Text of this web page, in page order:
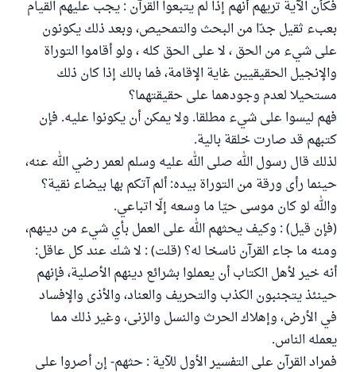
فكأن الآية تريهم أنهم إذا لم يتبعوا القرآن : يجب عليهم القيام
بعبء ثقيل جدّا من البحث والتمحيص، وبعد ذلك يكونون
على شيء من الحق ، لا على الحق كله ، ولو أقاموا التوراة
والإنجيل الحقيقيين غاية الإقامة، فما بالك إذا كان ذلك
مستحيلا لعدم وجودهما على حقيقتهما؟
فهم ليسوا على شيء مطلقا. ولا يمكن أن يكونوا عليه. فإن
كتبهم قد صارت خلقة بالية.
لذلك قال رسول الله صلى الله عليه وسلم لعمر رضي الله عنه،
حينما رأى ورقة من التوراة بيده: ألم آتكم بها بيضاء نقية؟
والله لو كان موسى حيّا ما وسعه إلّا اتباعي.
(فإن قيل) : وكيف يحثهم الله على العمل بأي شيء من دينهم،
ومنه ما جاء القرآن ناسخا له؟ (قلت) : لا شك عند كل عاقل:
أنه خير لأهل الكتاب أن يعملوا بشرائع دينهم الأصلية، فإنهم
حينئذ يتجنبون الكذب والتحريف والعناد، والأذى والإفساد
في الأرض، وإهلاك الحرث والنسل والزنى، وغير ذلك مما
يعمله الناس.
فمراد القرآن على التفسير الأول للآية : حثهم- إن أصروا على